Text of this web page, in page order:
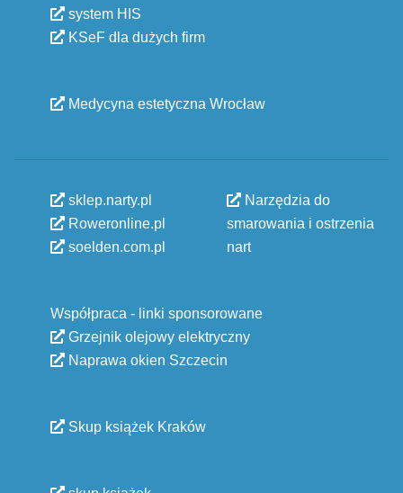
system HIS
KSeF dla dużych firm
Medycyna estetyczna Wrocław
sklep.narty.pl
Roweronline.pl
soelden.com.pl
Narzędzia do
smarowania i ostrzenia
nart
Współpraca - linki sponsorowane
Grzejnik olejowy elektryczny
Naprawa okien Szczecin
Skup książek Kraków